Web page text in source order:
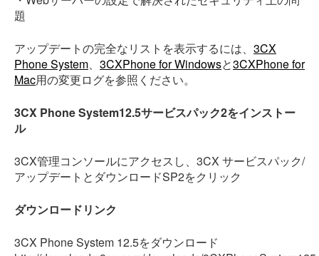
題
アップデートの完全なリストを表示するには、 3CX
Phone System、 3CXPhone for Windowsと3CXPhone for
Mac用の変更ログを参照ください。
3CX Phone System12.5サービスパック2をインストー
ル
3CX管理コンソールにアクセスし、3CX サービスパック/
アップデートとダウンロードSP2をクリック
ダウンロードリンク
3CX Phone System 12.5をダウンロード